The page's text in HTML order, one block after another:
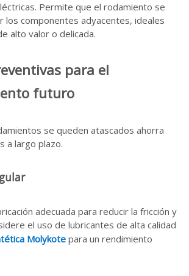
Permite que el rodamiento se
los componentes adyacentes, ideales
alto valor o delicada.
para el
futuro
se queden atascados ahorra
a largo plazo.
adecuada para reducir la fricción y
el uso de lubricantes de alta calidad
Molykote para un rendimiento